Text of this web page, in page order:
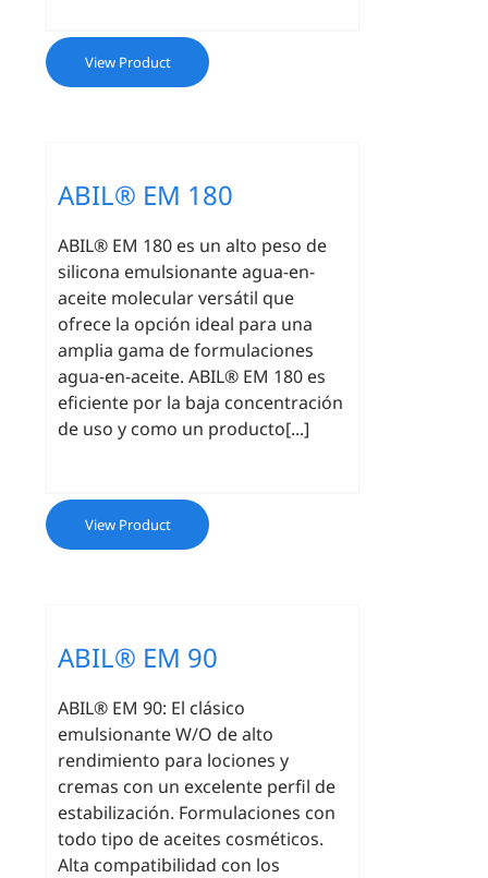
View Product
ABIL® EM 180
ABIL® EM 180 es un alto peso de
silicona emulsionante agua-en-
aceite molecular versátil que
ofrece la opción ideal para una
amplia gama de formulaciones
agua-en-aceite. ABIL® EM 180 es
eficiente por la baja concentración
de uso y como un producto[...]
View Product
ABIL® EM 90
ABIL® EM 90: El clásico
emulsionante W/O de alto
rendimiento para lociones y
cremas con un excelente perfil de
estabilización. Formulaciones con
todo tipo de aceites cosméticos.
Alta compatibilidad con los